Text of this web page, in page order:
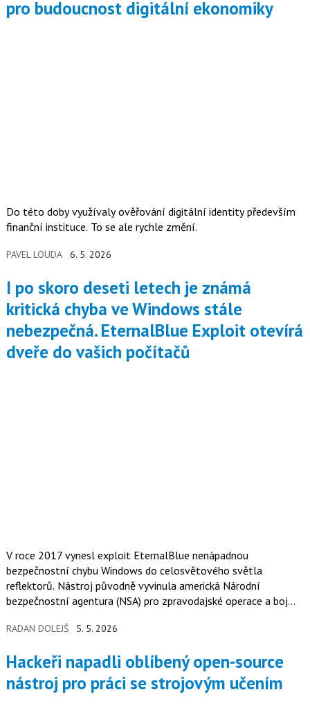
pro budoucnost digitální ekonomiky
Do této doby využívaly ověřování digitální identity především
finanční instituce. To se ale rychle změní.
PAVEL LOUDA 6. 5. 2026
I po skoro deseti letech je známá
kritická chyba ve Windows stále
nebezpečná. EternalBlue Exploit otevírá
dveře do vašich počítačů
V roce 2017 vynesl exploit EternalBlue nenápadnou
bezpečnostní chybu Windows do celosvětového světla
reflektorů. Nástroj původně vyvinula americká Národní
bezpečnostní agentura (NSA) pro zpravodajské operace a boj
začali využívat k průnikům do zranitelných počítačů.
RADAN DOLEJŠ 5. 5. 2026
Hackeři napadli oblíbený open-source
nástroj pro práci se strojovým učením